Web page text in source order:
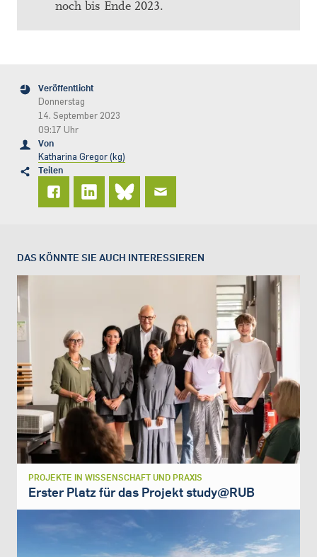
noch bis Ende 2023.
Veröffentlicht
Donnerstag
14. September 2023
09:17 Uhr
Von
Katharina Gregor (kg)
Teilen
DAS KÖNNTE SIE AUCH INTERESSIEREN
PROJEKTE IN WISSENSCHAFT UND PRAXIS
Erster Platz für das Projekt study@RUB